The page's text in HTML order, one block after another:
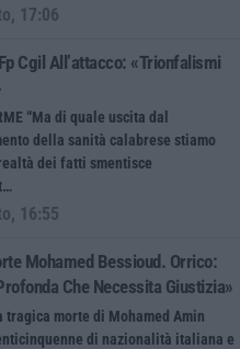
17:06
Cgil All’attacco: «Trionfalismi
“Ma di quale uscita dal
della sanità calabrese stiamo
dei fatti smentisce
16:55
Mohamed Bessioud. Orrico:
Che Necessita Giustizia»
tragica morte di Mohamed Amin
di nazionalità italiana e